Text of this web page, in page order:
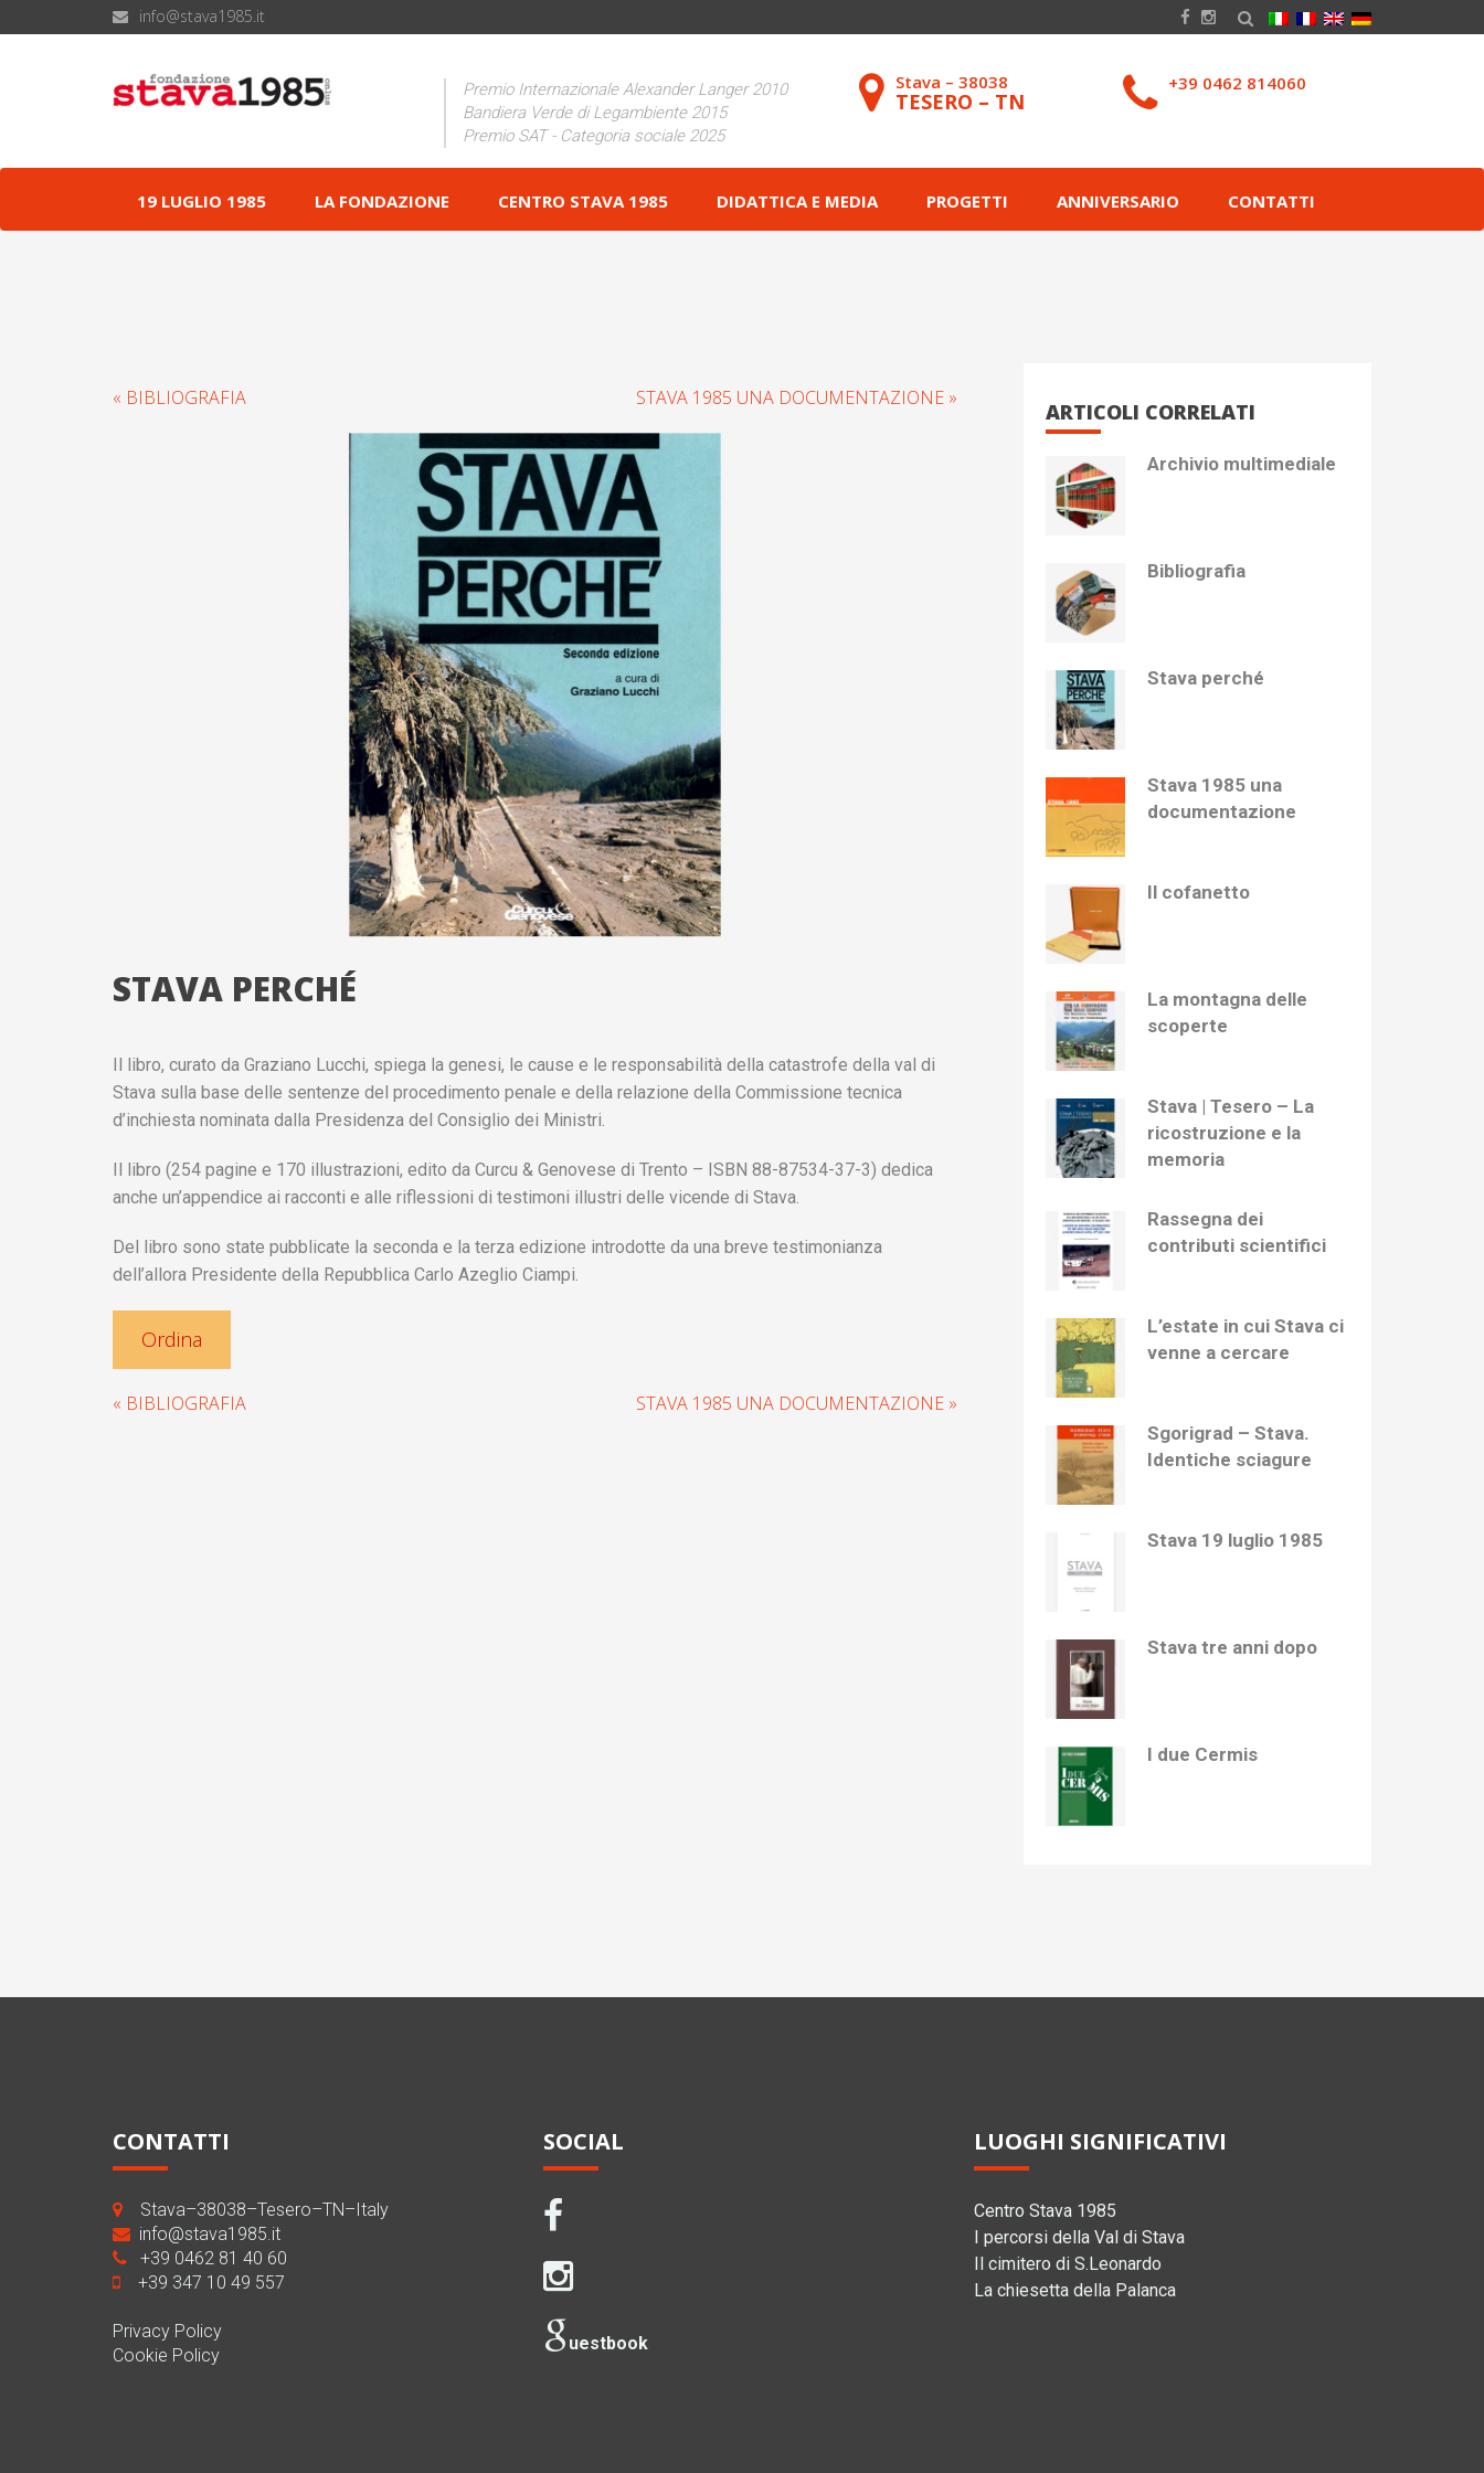
info@stava1985.it
Premio Internazionale Alexander Langer 2010
Bandiera Verde di Legambiente 2015
Premio SAT - Categoria sociale 2025
Stava – 38038
TESERO – TN
+39 0462 814060
19 LUGLIO 1985 LA FONDAZIONE CENTRO STAVA 1985 DIDATTICA E MEDIA PROGETTI ANNIVERSARIO CONTATTI
« BIBLIOGRAFIA STAVA 1985 UNA DOCUMENTAZIONE »
STAVA PERCHÉ
Il libro, curato da Graziano Lucchi, spiega la genesi, le cause e le responsabilità della catastrofe della val di
Stava sulla base delle sentenze del procedimento penale e della relazione della Commissione tecnica
d’inchiesta nominata dalla Presidenza del Consiglio dei Ministri.
Il libro (254 pagine e 170 illustrazioni, edito da Curcu & Genovese di Trento – ISBN 88-87534-37-3) dedica
anche un’appendice ai racconti e alle riflessioni di testimoni illustri delle vicende di Stava.
Del libro sono state pubblicate la seconda e la terza edizione introdotte da una breve testimonianza
dell’allora Presidente della Repubblica Carlo Azeglio Ciampi.
Ordina
« BIBLIOGRAFIA STAVA 1985 UNA DOCUMENTAZIONE »
ARTICOLI CORRELATI
Archivio multimediale
Bibliografia
Stava perché
Stava 1985 una
documentazione
Il cofanetto
La montagna delle
scoperte
Stava | Tesero – La
ricostruzione e la
memoria
Rassegna dei
contributi scientifici
L’estate in cui Stava ci
venne a cercare
Sgorigrad – Stava.
Identiche sciagure
Stava 19 luglio 1985
Stava tre anni dopo
I due Cermis
CONTATTI
Stava–38038–Tesero–TN–Italy
info@stava1985.it
+39 0462 81 40 60
+39 347 10 49 557
Privacy Policy
Cookie Policy
SOCIAL
uestbook
LUOGHI SIGNIFICATIVI
Centro Stava 1985
I percorsi della Val di Stava
Il cimitero di S.Leonardo
La chiesetta della Palanca